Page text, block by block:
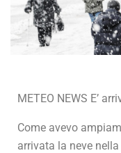
METEO NEWS E’
Come avevo
arrivata la neve